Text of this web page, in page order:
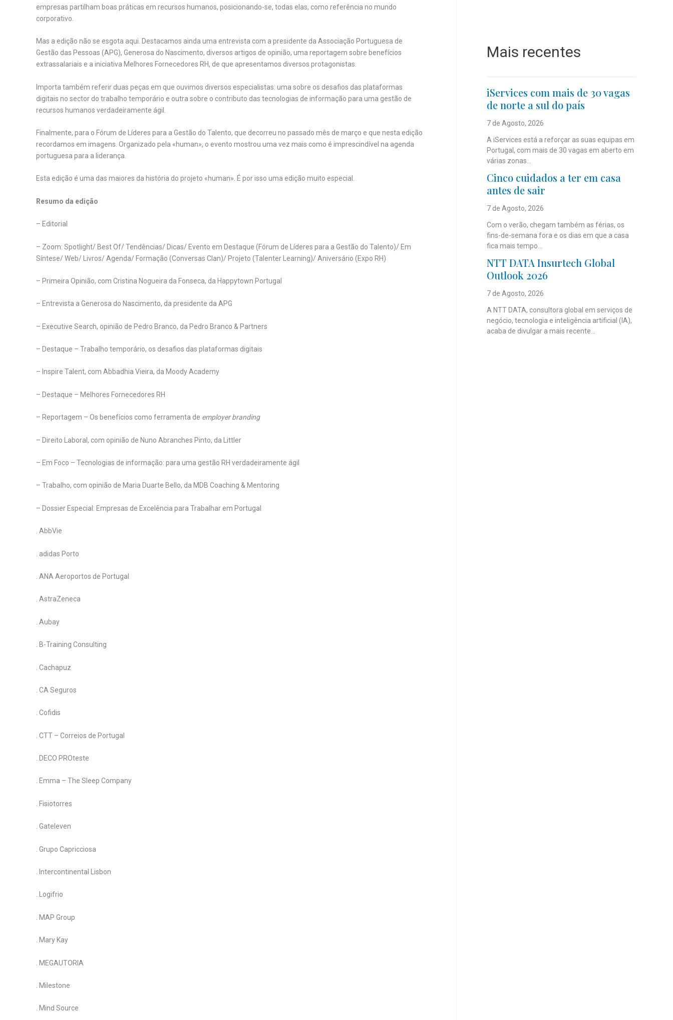
empresas partilham boas práticas em recursos humanos, posicionando-se, todas elas, como referência no mundo
corporativo.
Mas a edição não se esgota aqui. Destacamos ainda uma entrevista com a presidente da Associação Portuguesa de
Gestão das Pessoas (APG), Generosa do Nascimento, diversos artigos de opinião, uma reportagem sobre benefícios
extrassalariais e a iniciativa Melhores Fornecedores RH, de que apresentamos diversos protagonistas.
Importa também referir duas peças em que ouvimos diversos especialistas: uma sobre os desafios das plataformas
digitais no sector do trabalho temporário e outra sobre o contributo das tecnologias de informação para uma gestão de
recursos humanos verdadeiramente ágil.
Finalmente, para o Fórum de Líderes para a Gestão do Talento, que decorreu no passado mês de março e que nesta edição
recordamos em imagens. Organizado pela «human», o evento mostrou uma vez mais como é imprescindível na agenda
portuguesa para a liderança.
Esta edição é uma das maiores da história do projeto «human». É por isso uma edição muito especial.
Resumo da edição
– Editorial
– Zoom: Spotlight/ Best Of/ Tendências/ Dicas/ Evento em Destaque (Fórum de Líderes para a Gestão do Talento)/ Em
Síntese/ Web/ Livros/ Agenda/ Formação (Conversas Clan)/ Projeto (Talenter Learning)/ Aniversário (Expo RH)
– Primeira Opinião, com Cristina Nogueira da Fonseca, da Happytown Portugal
– Entrevista a Generosa do Nascimento, da presidente da APG
– Executive Search, opinião de Pedro Branco, da Pedro Branco & Partners
– Destaque – Trabalho temporário, os desafios das plataformas digitais
– Inspire Talent, com Abbadhia Vieira, da Moody Academy
– Destaque – Melhores Fornecedores RH
– Reportagem – Os benefícios como ferramenta de employer branding
– Direito Laboral, com opinião de Nuno Abranches Pinto, da Littler
– Em Foco – Tecnologias de informação: para uma gestão RH verdadeiramente ágil
– Trabalho, com opinião de Maria Duarte Bello, da MDB Coaching & Mentoring
– Dossier Especial: Empresas de Excelência para Trabalhar em Portugal
. AbbVie
. adidas Porto
. ANA Aeroportos de Portugal
. AstraZeneca
. Aubay
. B-Training Consulting
. Cachapuz
. CA Seguros
. Cofidis
. CTT – Correios de Portugal
. DECO PROteste
. Emma – The Sleep Company
. Fisiotorres
. Gateleven
. Grupo Capricciosa
. Intercontinental Lisbon
. Logifrio
. MAP Group
. Mary Kay
. MEGAUTORIA
. Milestone
. Mind Source
Mais recentes
iServices com mais de 30 vagas
de norte a sul do país
7 de Agosto, 2026
A iServices está a reforçar as suas equipas em
Portugal, com mais de 30 vagas em aberto em
várias zonas...
Cinco cuidados a ter em casa
antes de sair
7 de Agosto, 2026
Com o verão, chegam também as férias, os
fins-de-semana fora e os dias em que a casa
fica mais tempo...
NTT DATA Insurtech Global
Outlook 2026
7 de Agosto, 2026
A NTT DATA, consultora global em serviços de
negócio, tecnologia e inteligência artificial (IA),
acaba de divulgar a mais recente...